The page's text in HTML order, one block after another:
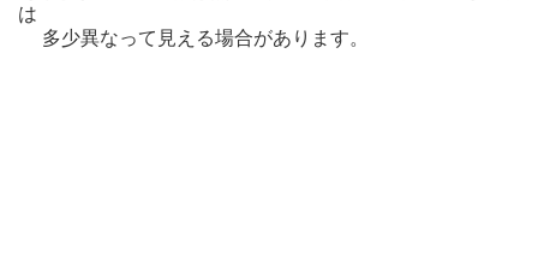
は
多少異なって見える場合があります。